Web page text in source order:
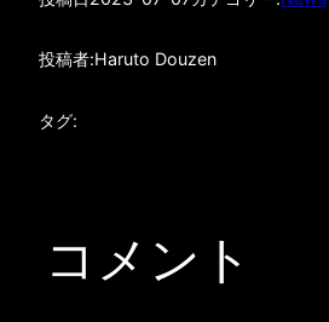
投稿者:Haruto Douzen
タグ:
コメント